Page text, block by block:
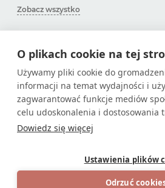
O plikach cookie na tej
Używamy pliki cookie do
informacji na temat wydajności i
zagwarantować funkcje mediów
celu udoskonalenia i dostosowania
Dowiedz się więcej
Ustawienia plików
Odrzuć
Zobacz wszystko
SUBSKRYPCJA
Zdobądź tylko przydatne
Sklep